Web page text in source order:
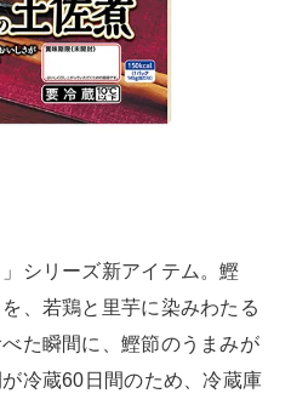
シリーズ新アイテム。鰹
、若鶏と里芋に染みわたる
た瞬間に、鰹節のうまみが
冷蔵60日間のため、冷蔵庫